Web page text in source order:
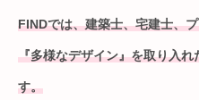
FINDでは、建築士、宅建士、
『多様なデザイン』を取り入
す。